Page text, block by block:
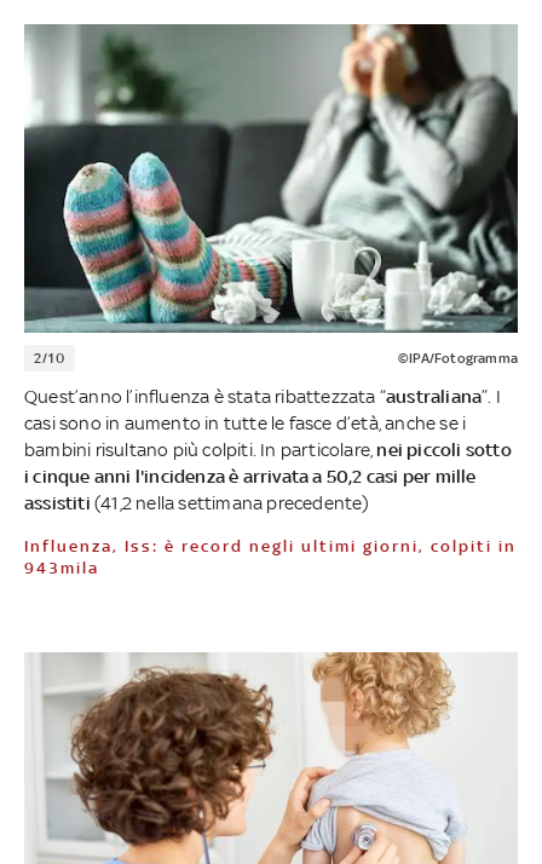
2/10 ©IPA/Fotogramma
Quest’anno l’influenza è stata ribattezzata “australiana”. I
casi sono in aumento in tutte le fasce d’età, anche se i
bambini risultano più colpiti. In particolare, nei piccoli sotto
i cinque anni l'incidenza è arrivata a 50,2 casi per mille
assistiti (41,2 nella settimana precedente)
Influenza, Iss: è record negli ultimi giorni, colpiti in
943mila